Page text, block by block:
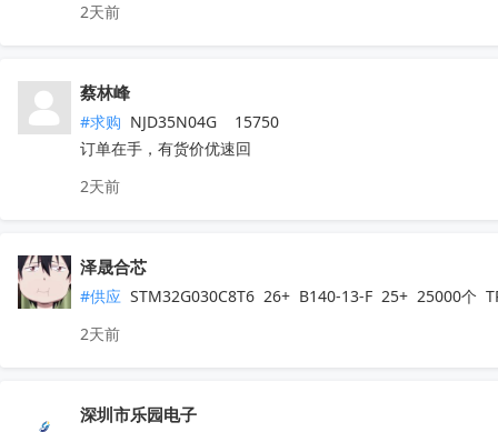
2天前
蔡林峰
#求购 NJD35N04G    15750
订单在手，有货价优速回
2天前
泽晟合芯
#供应 STM32G030C8T6  26+  B140-13-F  25+  25000个
2天前
深圳市乐园电子